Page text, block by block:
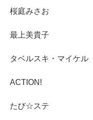
桜庭みさお
最上美貴子
タベルスキ・マイケル
ACTION!
たび☆ステ